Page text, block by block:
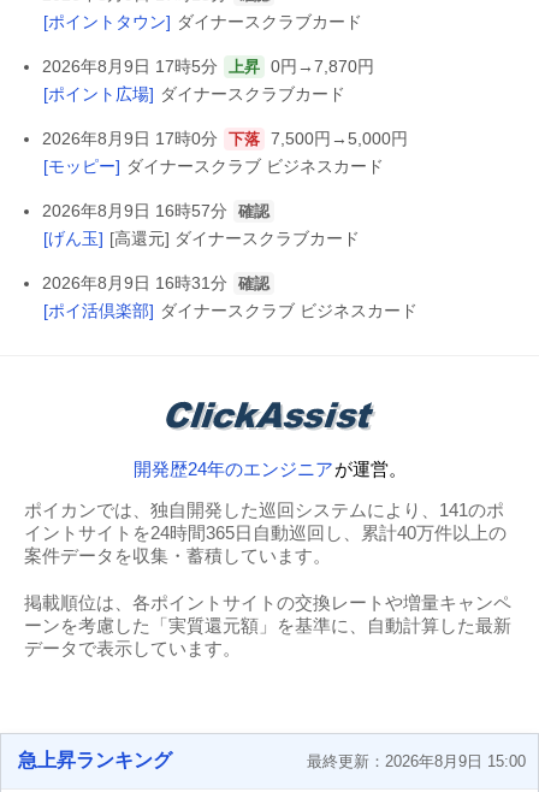
[ポイントタウン] ダイナースクラブカード
2026年8月9日 17時5分 上昇 0円→7,870円
[ポイント広場] ダイナースクラブカード
2026年8月9日 17時0分 下落 7,500円→5,000円
[モッピー] ダイナースクラブ ビジネスカード
2026年8月9日 16時57分 確認
[げん玉] [高還元] ダイナースクラブカード
2026年8月9日 16時31分 確認
[ポイ活倶楽部] ダイナースクラブ ビジネスカード
開発歴24年のエンジニアが運営。
ポイカンでは、独自開発した巡回システムにより、141のポ
イントサイトを24時間365日自動巡回し、累計40万件以上の
案件データを収集・蓄積しています。
掲載順位は、各ポイントサイトの交換レートや増量キャンペ
ーンを考慮した「実質還元額」を基準に、自動計算した最新
データで表示しています。
急上昇ランキング 最終更新：2026年8月9日 15:00